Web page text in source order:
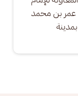
عمر بن محمد